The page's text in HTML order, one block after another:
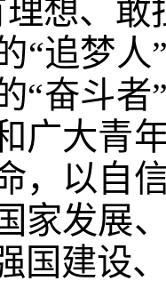
想、
“追梦
“奋斗
广大青
，以自
家发展
国建设